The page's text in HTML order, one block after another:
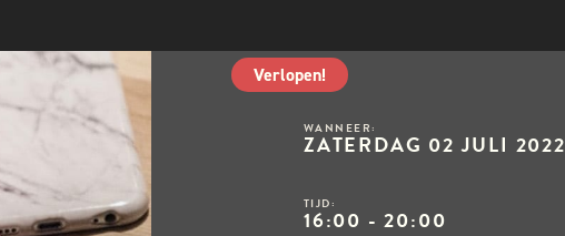
Verlopen!
WANNEER:
ZATERDAG 02 JULI 2022
TIJD:
16:00 - 20:00